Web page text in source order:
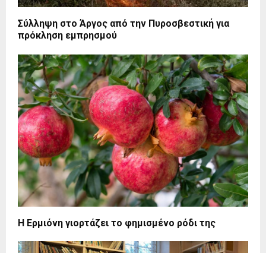
Σύλληψη στο Άργος από την Πυροσβεστική για
πρόκληση εμπρησμού
Η Ερμιόνη γιορτάζει το φημισμένο ρόδι της